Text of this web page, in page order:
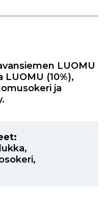
LUOMU
(10%),
ja
,
,